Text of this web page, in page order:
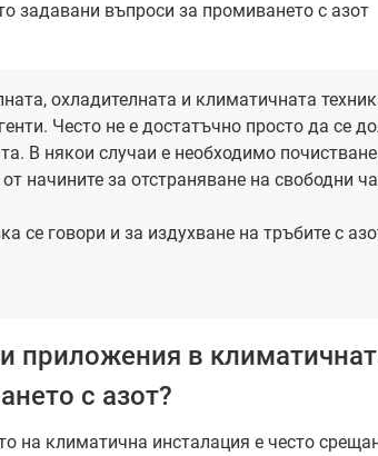
задавани въпроси за промиването с азот
охладителната и климатичната
Често не е достатъчно просто да се
В някои случаи е необходимо
начините за отстраняване на свободни
се говори и за издухване на тръбите с
приложения в
с азот?
на климатична инсталация е често